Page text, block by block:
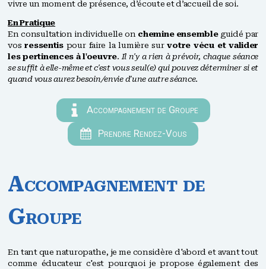
vivre un moment de présence, d’écoute et d’accueil de soi.
En Pratique
En consultation individuelle on chemine ensembleguidé par
vosressentispour faire la lumière survotre vécu et valider
les pertinences à l'oeuvre. Il n'y a rien à prévoir, chaque séance
se suffit à elle-même et c'est vous seul(e) qui pouvez déterminer si et
quand vous aurez besoin/envie d'une autre séance.
Accompagnement de Groupe
Prendre Rendez-Vous
Accompagnement de
Groupe
En tant que naturopathe, je me considère d'abord et avant tout
comme éducateur c'est pourquoi je propose également des